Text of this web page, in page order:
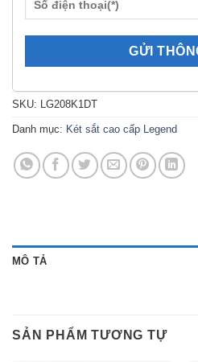
SKU: LG208K1DT
Danh mục: Két sắt cao cấp Legend
MÔ TẢ
SẢN PHẨM TƯƠNG TỰ